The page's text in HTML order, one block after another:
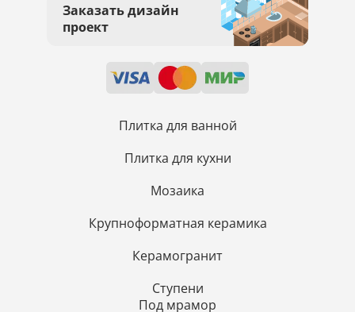
Плитка для ванной
Плитка для кухни
Мозаика
Крупноформатная керамика
Керамогранит
Ступени
Под мрамор
Заказать дизайн
проект